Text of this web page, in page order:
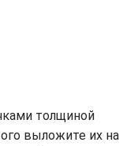
толщиной
выложите их на